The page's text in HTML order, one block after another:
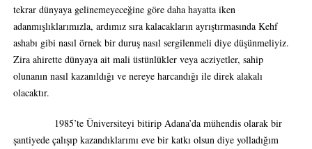
tekrar dünyaya gelinemeyeceğine göre daha hayatta iken
adanmışlıklarımızla, ardımız sıra kalacakların ayrıştırmasında Kehf
ashabı gibi nasıl örnek bir duruş nasıl sergilenmeli diye düşünmeliyiz.
Zira ahirette dünyaya ait mali üstünlükler veya acziyetler, sahip
olunanın nasıl kazanıldığı ve nereye harcandığı ile direk alakalı
olacaktır.
1985’te Üniversiteyi bitirip Adana’da mühendis olarak bir
şantiyede çalışıp kazandıklarımı eve bir katkı olsun diye yolladığım